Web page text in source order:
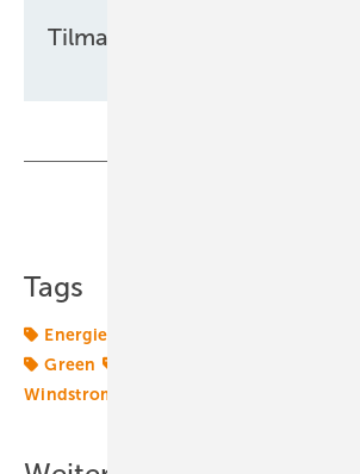
Tilman Weber
Tags
Energiemarkt
Green
Windstromvermarktung